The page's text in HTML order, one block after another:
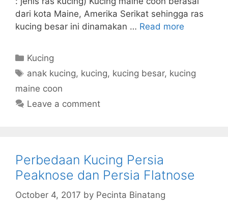
dari kota Maine, Amerika Serikat sehingga ras
kucing besar ini dinamakan … Read more
Categories
Kucing
Tags
anak kucing, kucing, kucing besar, kucing
maine coon
Leave a comment
Perbedaan Kucing Persia
Peaknose dan Persia Flatnose
October 4, 2017 by Pecinta Binatang